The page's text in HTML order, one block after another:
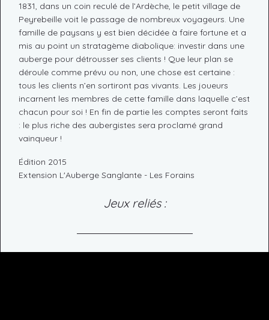
1831, dans un coin reculé de l’Ardèche, le petit village de
Peyrebeille voit le passage de nombreux voyageurs. Une
famille de paysans y est bien décidée à faire fortune et a
mis au point un stratagème diabolique: investir dans une
auberge pour détrousser ses clients ! Que leur plan se
déroule comme prévu ou non, une chose est certaine :
tous les clients n’en sortiront pas vivants. Les joueurs
incarnent les membres de cette famille dans laquelle c’est
chacun pour soi ! En fin de partie les comptes seront faits
: le plus riche des aubergistes sera proclamé grand
vainqueur !
Édition 2015
Extension L'Auberge Sanglante - Les Forains
Jeux reliés :